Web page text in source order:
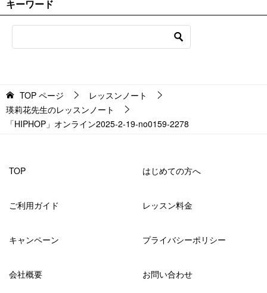
キーワード
TOP ページ
レッスンノート
瑛莉花先生のレッスンノート
「HIPHOP」オンライン2025-2-19-no0159-2278
TOP はじめての方へ
ご利用ガイド レッスン料金
キャンペーン プライバシーポリシー
会社概要 お問い合わせ